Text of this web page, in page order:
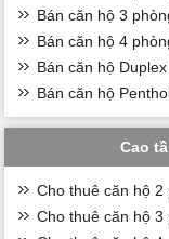
Bán căn hộ 3
Bán căn hộ 4
Bán căn hộ
Bán căn hộ
Cao
Cho thuê căn hộ
Cho thuê căn hộ